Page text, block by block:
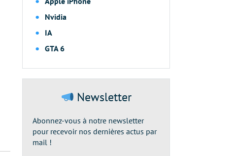
Nvidia
IA
GTA 6
Newsletter
Abonnez-vous à notre newsletter
pour recevoir nos dernières actus par
mail !